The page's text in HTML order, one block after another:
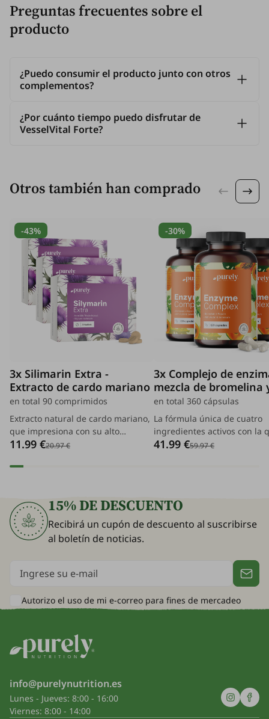
Preguntas frecuentes sobre el
producto
¿Puedo consumir el producto junto con otros
complementos?
¿Por cuánto tiempo puedo disfrutar de
VesselVital Forte?
Otros también han comprado
-43%
3x Silimarin Extra -
Extracto de cardo mariano
en total 90 comprimidos
Extracto natural de cardo mariano,
que impresiona con su alto
contenido de silimarina.
11.99 €20.97 €
-30%
3x Complejo de
mezcla de bromelina
papaína
en total 360 cápsulas
La fórmula única de cuatro
ingredientes activos con la
cuidará eficazmente el
41.99 €59.97 €
15% DE DESCUENTO
Recibirá un cupón de descuento al suscribirse
al boletín de noticias.
Autorizo el uso de mi e-correo para fines de mercadeo
info@purelynutrition.es
Lunes - Jueves: 8:00 - 16:00
Viernes: 8:00 - 14:00